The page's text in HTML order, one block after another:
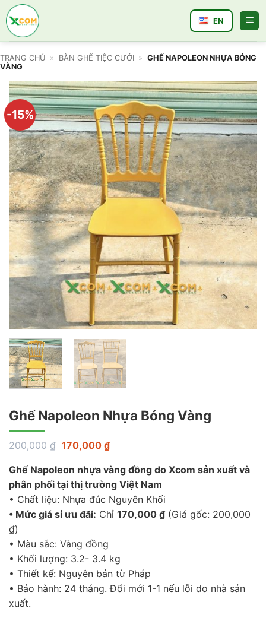
Bỏ
qua
nội
EN
TRANG CHỦ » BÀN GHẾ TIỆC CƯỚI »
GHẾ NAPOLEON NHỰA BÓNG
VÀNG
-15%
Ghế Napoleon Nhựa Bóng Vàng
200,000₫ Giá
200,000 ₫.
170,000 ₫Giá
hiện
tại
là:
170,000 ₫.
Ghế Napoleon nhựa vàng đồng do Xcom sản xuất và
phân phối tại thị trường Việt Nam
• Chất liệu: Nhựa đúc Nguyên Khối
• Mức giá sỉ ưu đãi: Chỉ 170,000 ₫ (Giá gốc: 200,000
₫)
• Màu sắc: Vàng đồng
• Khối lượng: 3.2- 3.4 kg
• Thiết kế: Nguyên bản từ Pháp
• Bảo hành: 24 tháng. Đổi mới 1-1 nếu lỗi do nhà sản
xuất.